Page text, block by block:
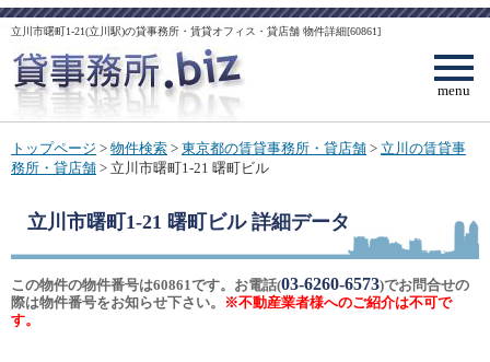
立川市曙町1-21(立川駅)の貸事務所・賃貸オフィス・貸店舗 物件詳細[60861]
menu
トップページ > 物件検索 > 東京都の賃貸事務所・貸店舗 > 立川の賃貸事
務所・貸店舗 > 立川市曙町1-21 曙町ビル
立川市曙町1-21 曙町ビル詳細データ
この物件の物件番号は60861です。お電話(03-6260-6573)でお問合せの
際は物件番号をお知らせ下さい。
※不動産業者様へのご紹介は不可で
す。